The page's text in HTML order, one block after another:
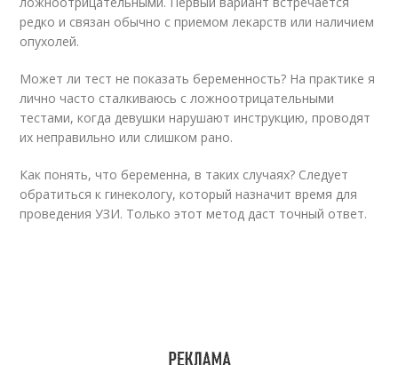
редко и связан обычно с приемом лекарств или наличием
опухолей.
Может ли тест не показать беременность? На практике я
лично часто сталкиваюсь с ложноотрицательными
тестами, когда девушки нарушают инструкцию, проводят
их неправильно или слишком рано.
Как понять, что беременна, в таких случаях? Следует
обратиться к гинекологу, который назначит время для
проведения УЗИ. Только этот метод даст точный ответ.